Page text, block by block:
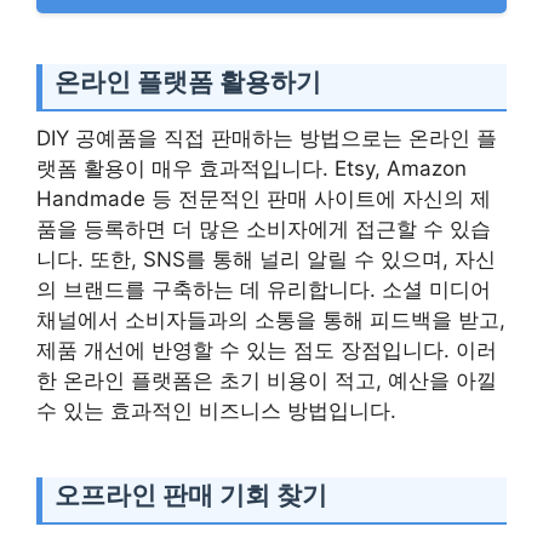
온라인 플랫폼 활용하기
DIY 공예품을 직접 판매하는 방법으로는 온라인 플
랫폼 활용이 매우 효과적입니다. Etsy, Amazon
Handmade 등 전문적인 판매 사이트에 자신의 제
품을 등록하면 더 많은 소비자에게 접근할 수 있습
니다. 또한, SNS를 통해 널리 알릴 수 있으며, 자신
의 브랜드를 구축하는 데 유리합니다. 소셜 미디어
채널에서 소비자들과의 소통을 통해 피드백을 받고,
제품 개선에 반영할 수 있는 점도 장점입니다. 이러
한 온라인 플랫폼은 초기 비용이 적고, 예산을 아낄
수 있는 효과적인 비즈니스 방법입니다.
오프라인 판매 기회 찾기